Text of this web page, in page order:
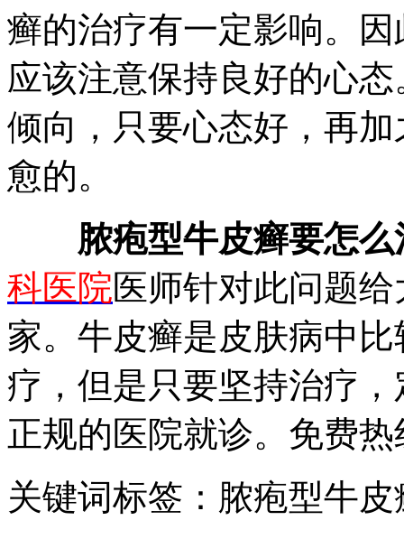
癣的治疗有一定影响。
应该注意保持良好的心
倾向，只要心态好，再
愈的。
脓疱型牛皮癣要怎么
科医院医师针对此问题
家。牛皮癣是皮肤病中
疗，但是只要坚持治疗
正规的医院就诊。免费热
关键词标签：脓疱型牛皮